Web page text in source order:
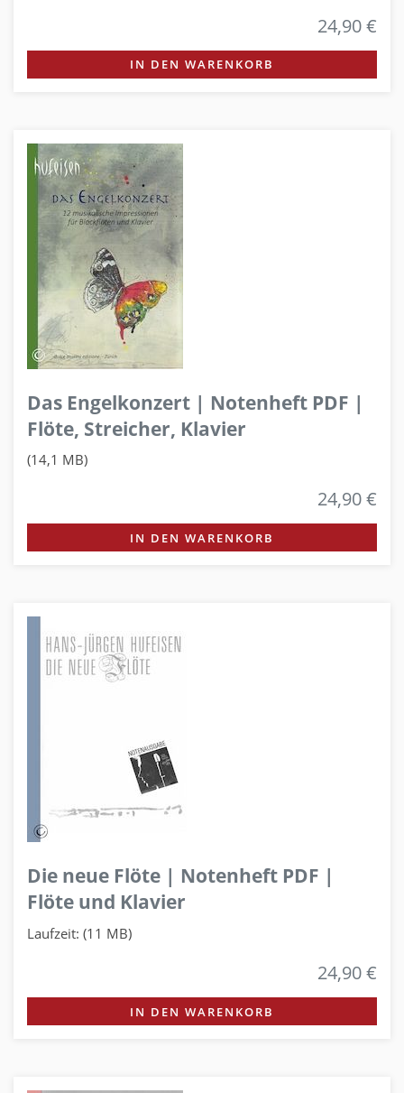
24,90 €
IN DEN WARENKORB
Das Engelkonzert | Notenheft PDF |
Flöte, Streicher, Klavier
(14,1 MB)
24,90 €
IN DEN WARENKORB
Die neue Flöte | Notenheft PDF |
Flöte und Klavier
Laufzeit: (11 MB)
24,90 €
IN DEN WARENKORB